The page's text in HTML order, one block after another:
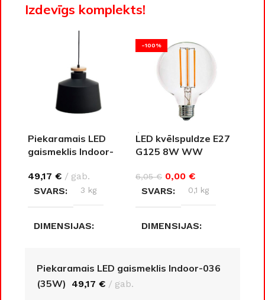
Izdevīgs komplekts!
Piekaramais LED
gaismeklis Indoor-
49,17 €
gab.
SVARS
3 kg
DIMENSIJAS
AIZSARDZĪBAS
-100%
LED kvēlspuldze E27
G125 8W WW
6,05€ 0,00 €
SVARS
0,1 kg
DIMENSIJAS
Piekaramais LED gaismeklis Indoor-036
(35W)
49,17 € gab.